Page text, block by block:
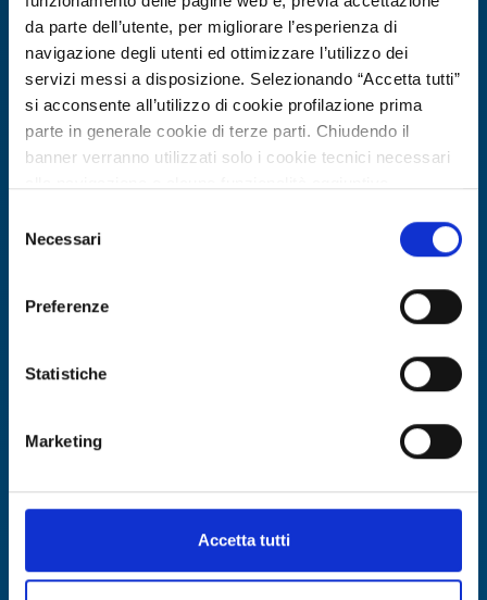
da parte dell’utente, per migliorare l’esperienza di
navigazione degli utenti ed ottimizzare l’utilizzo dei
servizi messi a disposizione. Selezionando “Accetta tutti”
si acconsente all’utilizzo di cookie profilazione prima
parte in generale cookie di terze parti. Chiudendo il
banner verranno utilizzati solo i cookie tecnici necessari
Per conoscere i dettagli, consulta la nostra cookie policy.
https://www.openinnovation.regione.lombardia.it/it/co
https://www.openinnovation.regione.lombardia.it/it/pr
delNecessari
Preferenze
Statistiche
Marketing
Accetta tutti
Business request
acidi organici bio-based vegani per
ID: BRDE20260508023
DISCOVER MORE →